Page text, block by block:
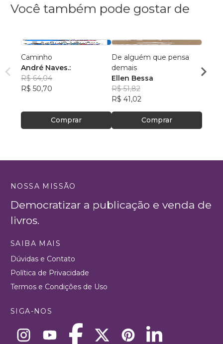
Você também pode gostar de
Caminho
André Naves.:
R$ 64,04
R$ 50,70
Comprar
De alguém que pensa
demais
Ellen Bessa
R$ 51,82
R$ 41,02
Comprar
NOSSA MISSÃO
Democratizar a publicação e venda de
livros.
SAIBA MAIS
Dúvidas e Contato
Política de Privacidade
Termos e Condições de Uso
SIGA-NOS